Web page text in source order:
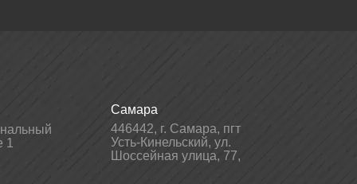
1
Самара
446442, г. Самара, пгт
Усть-Кинельский, ул.
Шоссейная улица, 77,